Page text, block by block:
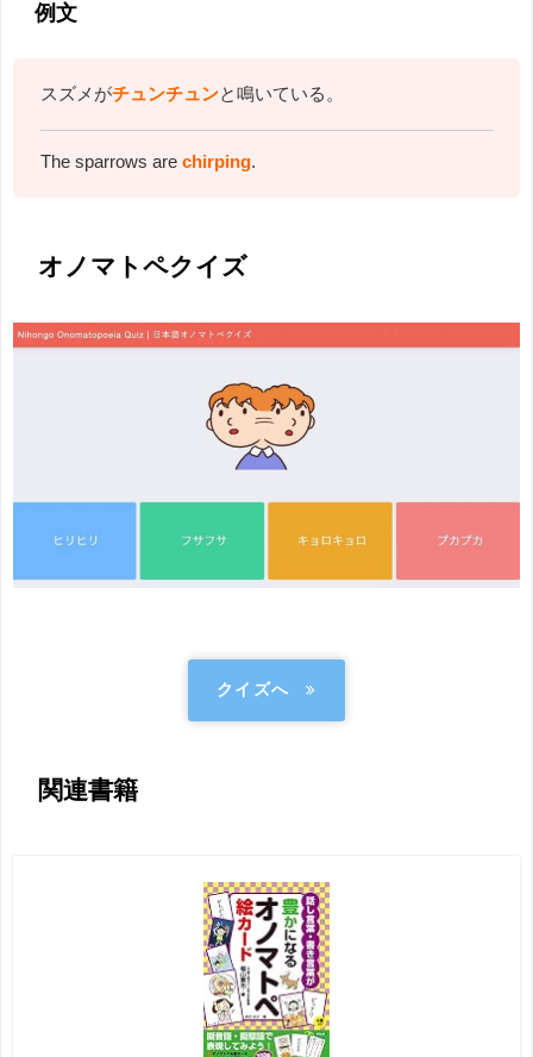
例文
スズメがチュンチュンと鳴いている。
The sparrows are chirping.
オノマトペクイズ
クイズへ
関連書籍